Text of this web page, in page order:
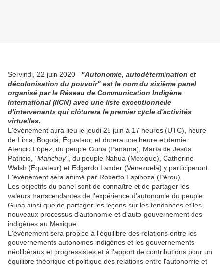
Servindi, 22 juin 2020 - "Autonomie, autodétermination et
décolonisation du pouvoir" est le nom du sixième panel
organisé par le Réseau de Communication Indigène
International (IICN) avec une liste exceptionnelle
d'intervenants qui clôturera le premier cycle d'activités
virtuelles.
L'événement aura lieu le jeudi 25 juin à 17 heures (UTC), heure
de Lima, Bogotá, Équateur, et durera une heure et demie.
Atencio López, du peuple Guna (Panama), María de Jesús
Patricio, "Marichuy", du peuple Nahua (Mexique), Catherine
Walsh (Équateur) et Edgardo Lander (Venezuela) y participeront.
L'événement sera animé par Roberto Espinoza (Pérou).
Les objectifs du panel sont de connaître et de partager les
valeurs transcendantes de l'expérience d'autonomie du peuple
Guna ainsi que de partager les leçons sur les tendances et les
nouveaux processus d'autonomie et d'auto-gouvernement des
indigènes au Mexique.
L'événement sera propice à l'équilibre des relations entre les
gouvernements autonomes indigènes et les gouvernements
néolibéraux et progressistes et à l'apport de contributions pour un
équilibre théorique et politique des relations entre l'autonomie et